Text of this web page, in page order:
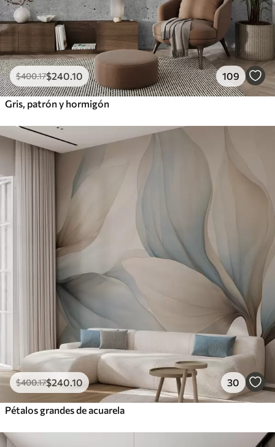
$400.17$240.10 109
Gris, patrón y hormigón
$400.17$240.10 30
Pétalos grandes de acuarela